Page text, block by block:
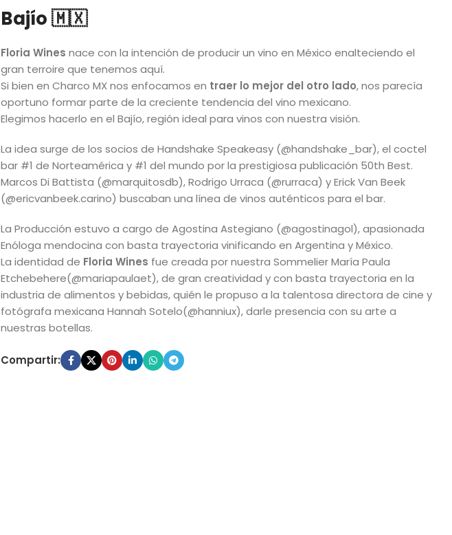
Bajío 🇲🇽
Floria Wines nace con la intención de producir un vino en México enalteciendo el
gran terroire que tenemos aquí.
Si bien en Charco MX nos enfocamos en traer lo mejor del otro lado, nos parecía
oportuno formar parte de la creciente tendencia del vino mexicano.
Elegimos hacerlo en el Bajío, región ideal para vinos con nuestra visión.
La idea surge de los socios de Handshake Speakeasy (@handshake_bar), el coctel
bar #1 de Norteamérica y #1 del mundo por la prestigiosa publicación 50th Best.
Marcos Di Battista (@marquitosdb), Rodrigo Urraca (@rurraca) y Erick Van Beek
(@ericvanbeek.carino) buscaban una línea de vinos auténticos para el bar.
La Producción estuvo a cargo de Agostina Astegiano (@agostinagol), apasionada
Enóloga mendocina con basta trayectoria vinificando en Argentina y México.
La identidad de Floria Wines fue creada por nuestra Sommelier María Paula
Etchebehere(@mariapaulaet), de gran creatividad y con basta trayectoria en la
industria de alimentos y bebidas, quién le propuso a la talentosa directora de cine y
fotógrafa mexicana Hannah Sotelo(@hanniux), darle presencia con su arte a
nuestras botellas.
Compartir: